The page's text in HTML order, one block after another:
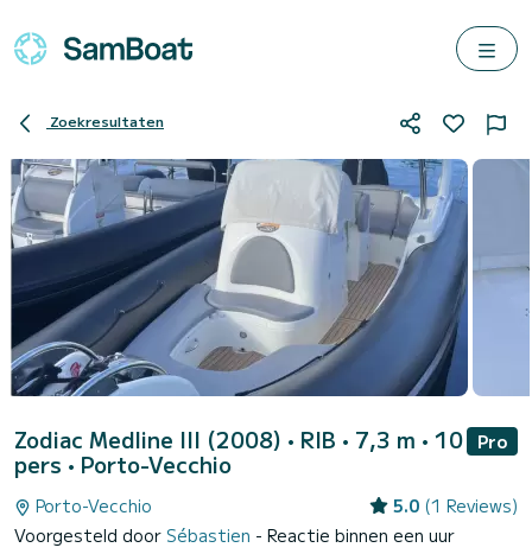
Zoekresultaten
Zodiac Medline III (2008) • RIB • 7,3 m • 10
pers • Porto-Vecchio
Pro
Porto-Vecchio 5.0 (1 Reviews)
Voorgesteld door Sébastien - Reactie binnen een uur